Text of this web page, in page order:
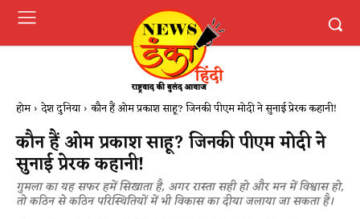
होम देश दुनिया कौन हैं ओम प्रकाश साहू? जिनकी पीएम मोदी ने सुनाई प्रेरक कहानी​!
कौन हैं ओम प्रकाश साहू? जिनकी पीएम मोदी ने
सुनाई प्रेरक कहानी​!
गुमला का यह सफर हमें सिखाता है, अगर रास्ता सही हो और मन में विश्वास हो,
तो कठिन से कठिन परिस्थितियों में भी विकास का दीया जलाया जा सकता है।